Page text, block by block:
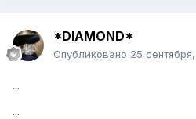
*DIAMOND*
Опубликовано 25
...
...